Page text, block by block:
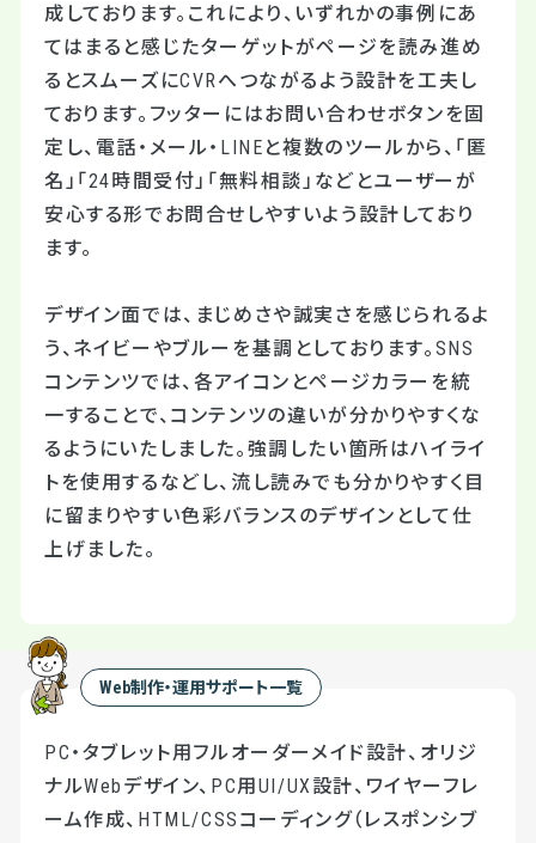
成しております。これにより、いずれかの事例にあ
てはまると感じたターゲットがページを読み進め
るとスムーズにCVRへつながるよう設計を工夫し
ております。フッターにはお問い合わせボタンを固
定し、電話・メール・LINEと複数のツールから、「匿
名」「24時間受付」「無料相談」などとユーザーが
安心する形でお問合せしやすいよう設計しており
ます。
デザイン面では、まじめさや誠実さを感じられるよ
う、ネイビーやブルーを基調としております。SNS
コンテンツでは、各アイコンとページカラーを統
一することで、コンテンツの違いが分かりやすくな
るようにいたしました。強調したい箇所はハイライ
トを使用するなどし、流し読みでも分かりやすく目
に留まりやすい色彩バランスのデザインとして仕
上げました。
Web制作・運用サポート一覧
PC・タブレット用フルオーダーメイド設計、オリジ
ナルWebデザイン、PC用UI/UX設計、ワイヤーフレ
ーム作成、HTML/CSSコーディング（レスポンシブ